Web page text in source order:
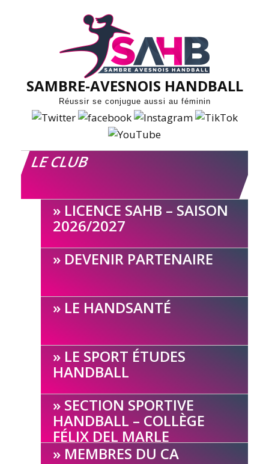
SAMBRE-AVESNOIS HANDBALL
Réussir se conjugue aussi au féminin
LE CLUB
LICENCE SAHB – SAISON
2026/2027
DEVENIR PARTENAIRE
LE HANDSANTÉ
LE SPORT ÉTUDES
HANDBALL
SECTION SPORTIVE
HANDBALL – COLLÈGE
FÉLIX DEL MARLE
MEMBRES DU CA